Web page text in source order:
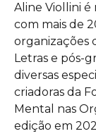
Aline Viollini é
com mais de
organizações
Letras e pós-
diversas
criadoras da
Mental nas
edição em